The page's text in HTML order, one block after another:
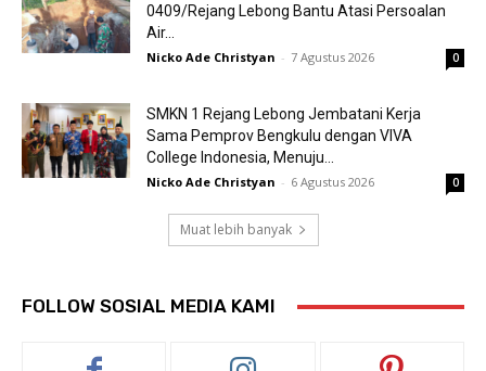
0409/Rejang Lebong Bantu Atasi Persoalan
Air...
Nicko Ade Christyan - 7 Agustus 2026 0
SMKN 1 Rejang Lebong Jembatani Kerja
Sama Pemprov Bengkulu dengan VIVA
College Indonesia, Menuju...
Nicko Ade Christyan - 6 Agustus 2026 0
Muat lebih banyak
FOLLOW SOSIAL MEDIA KAMI